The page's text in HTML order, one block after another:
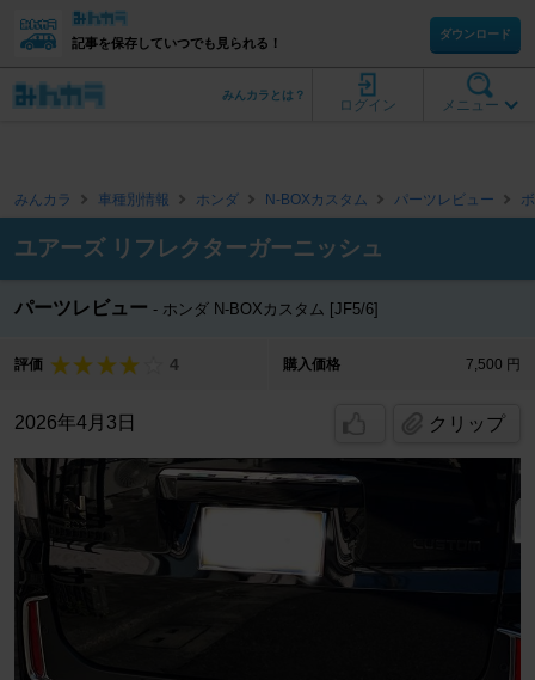
記事を保存していつでも見られる！
ダウンロード
メニュー
ログイン
みんカラとは？
みんカラ 車種別情報 ホンダ N-BOXカスタム パーツレビュー
ユアーズ リフレクターガーニッシュ
パーツレビュー ホンダ N-BOXカスタム [JF5/6]
評価 4 購入価格 7,500 円
2026年4月3日 クリップ